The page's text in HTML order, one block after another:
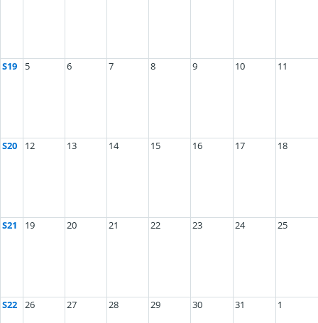
S19 5 6 7 8 9 10 11
S20 12 13 14 15 16 17 18
S21 19 20 21 22 23 24 25
S22 26 27 28 29 30 31 1